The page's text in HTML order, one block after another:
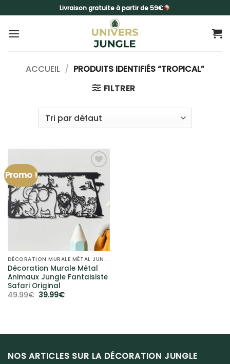
au
contenu
Livraison gratuite à partir de 59€
ACCUEIL / PRODUITS IDENTIFIÉS “TROPICAL”
FILTRER
Promo !
Ajouter
à la liste
d’envies
DÉCORATION MURALE MÉTAL JUNGLE
Décoration Murale Métal
Animaux Jungle Fantaisiste
Safari Original
49.99€ Le
39.99€Le
NOS ARTICLES SUR LA DÉCORATION JUNGLE